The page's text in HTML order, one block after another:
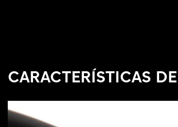
CARACTERÍSTICAS